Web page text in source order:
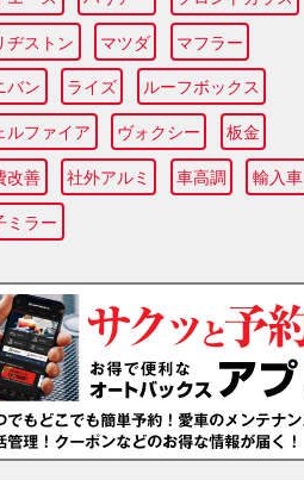
ヂストン マツダ マフラー
バン ライズ ルーフボックス
ルファイア ヴォクシー 板金
改善 社外アルミ 車高調 輸入車
ミラー